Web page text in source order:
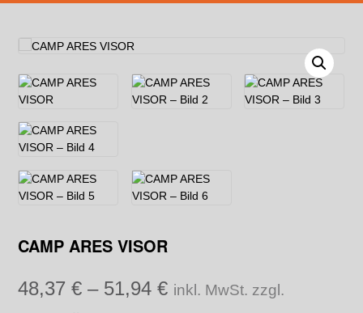
CAMP ARES VISOR
48,37 € – 51,94 € inkl. MwSt. zzgl.